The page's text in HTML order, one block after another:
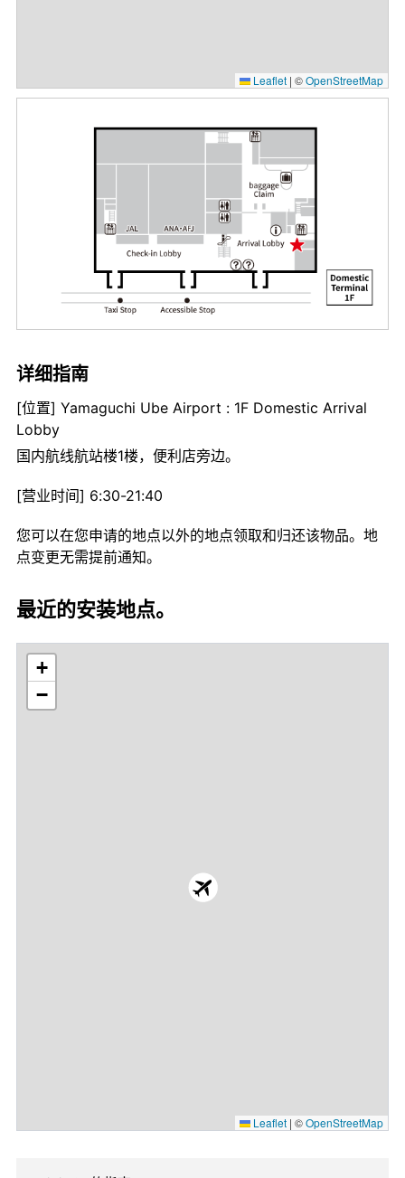
Leaflet | ©OpenStreetMap
详细指南
[位置] Yamaguchi Ube Airport : 1F Domestic Arrival
Lobby
国内航线航站楼1楼，便利店旁边。
[营业时间] 6:30-21:40
您可以在您申请的地点以外的地点领取和归还该物品。地
点变更无需提前通知。
最近的安装地点。
+
−
Leaflet | ©OpenStreetMap